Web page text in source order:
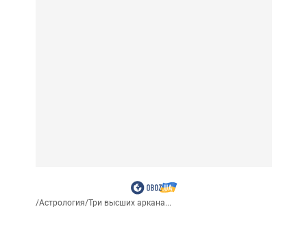
/Астрология/Три высших аркана...